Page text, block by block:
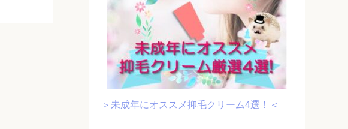
＞未成年にオススメ抑毛クリーム4選！＜